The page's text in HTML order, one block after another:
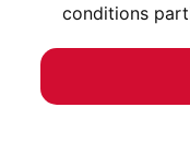
conditions